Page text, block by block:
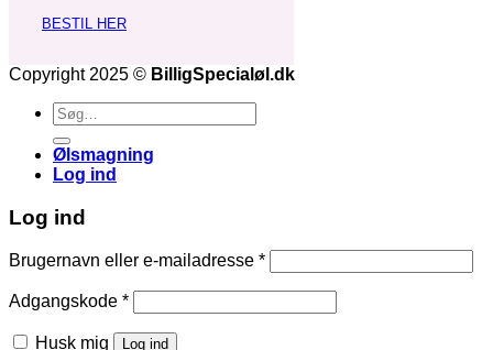
BESTIL HER
Copyright 2025 © BilligSpecialøl.dk
Søg
efter:
Ølsmagning
Log ind
Log ind
Brugernavn eller e-mailadresse *Påkrævet
Adgangskode *Påkrævet
Husk mig Log ind